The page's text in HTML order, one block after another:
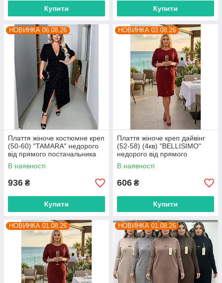
Купити Купити
НОВИНКА 06.08.26
Плаття жіноче костюмне креп
(50-60) "TAMARA" недорого
від прямого постачальника
В наявності
936 ₴
Купити
НОВИНКА 03.08.26
Плаття жіноче креп дайвінг
(52-58) (4кв) "BELLISIMO"
недорого від прямого
постачальника
В наявності
606 ₴
Купити
НОВИНКА 01.08.26 НОВИНКА 01.08.26